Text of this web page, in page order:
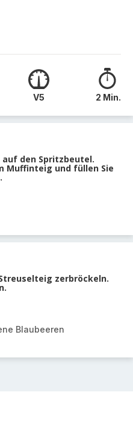
V5 2 Min.
auf den Spritzbeutel.
Muffinteig und füllen Sie
zerbröckeln.
Blaubeeren